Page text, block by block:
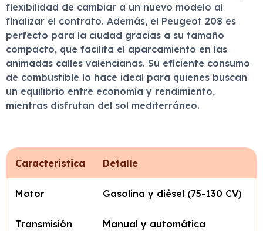
flexibilidad de cambiar a un nuevo modelo al
finalizar el contrato. Además, el Peugeot 208 es
perfecto para la ciudad gracias a su tamaño
compacto, que facilita el aparcamiento en las
animadas calles valencianas. Su eficiente consumo
de combustible lo hace ideal para quienes buscan
un equilibrio entre economía y rendimiento,
mientras disfrutan del sol mediterráneo.
Característica Detalle
Motor Gasolina y diésel (75-130 CV)
Transmisión Manual y automática